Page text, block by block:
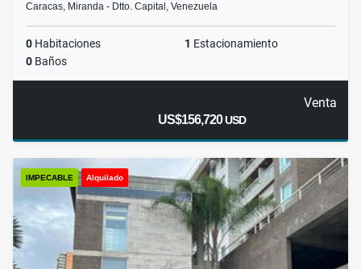
Caracas, Miranda - Dtto. Capital, Venezuela
0 Habitaciones 1 Estacionamiento
0 Baños
Venta
US$156,720USD
IMPECABLE Alquilado